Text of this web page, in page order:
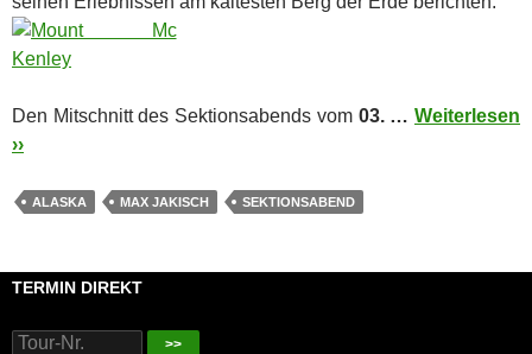
Den Mitschnitt des Sektionsabends vom 03. …Weiterlesen
››
ALASKA MAX JAKISCH SEKTIONSABEND
TERMIN DIREKT
>>